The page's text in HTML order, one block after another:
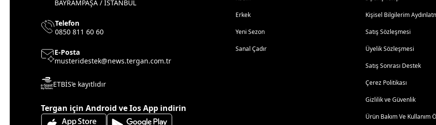
BAYRAMPAŞA / İSTANBUL
Telefon
0850 811 60 60
E-Posta
musteridestek@news.tergan.com.tr
ETBİS’e kayıtlıdır
Tergan için Android ve Ios App indirin
Erkek
Yeni Sezon
Sanal Çadır
Kişisel Bilgilerim
Satış Sözleşmesi
Üyelik Sözleşmesi
Satış Sonrası Destek
Çerez Politikası
Gizlilik ve Güvenlik
Ürün Bakım Ve Kullanım